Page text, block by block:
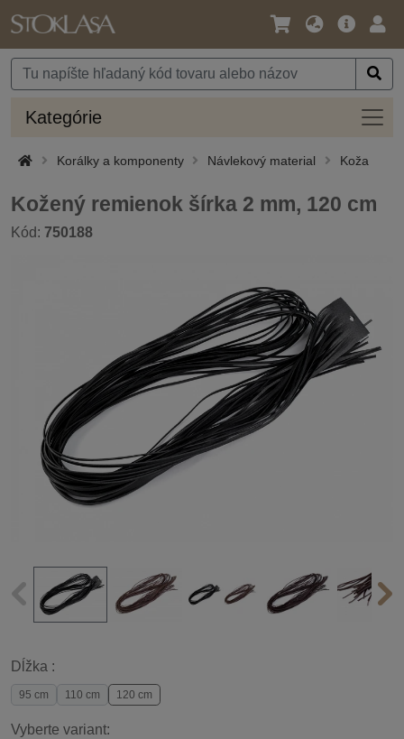
Jazyk
Mena
Hlavná
Kategórie
Korálky a komponenty Návlekový material Koža
Kožený remienok šírka 2 mm, 120 cm
Kód: 750188
Dĺžka :
95 cm 110 cm 120 cm
Vyberte variant: